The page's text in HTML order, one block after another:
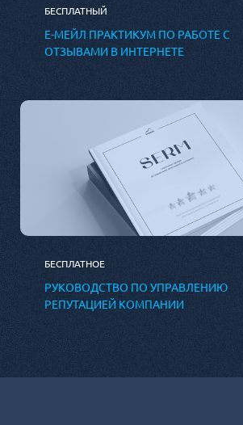
БЕСПЛАТНЫЙ
Е-МЕЙЛ ПРАКТИКУМ ПО РАБОТЕ С
ОТЗЫВАМИ В ИНТЕРНЕТЕ
БЕСПЛАТНОЕ
РУКОВОДСТВО ПО УПРАВЛЕНИЮ
РЕПУТАЦИЕЙ КОМПАНИИ